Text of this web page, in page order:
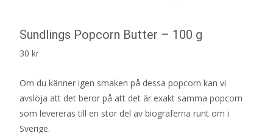
Sundlings Popcorn Butter – 100 g
30 kr
Om du känner igen smaken på dessa popcorn kan vi
avslöja att det beror på att det är exakt samma popcorn
som levereras till en stor del av biograferna runt om i
Sverige.